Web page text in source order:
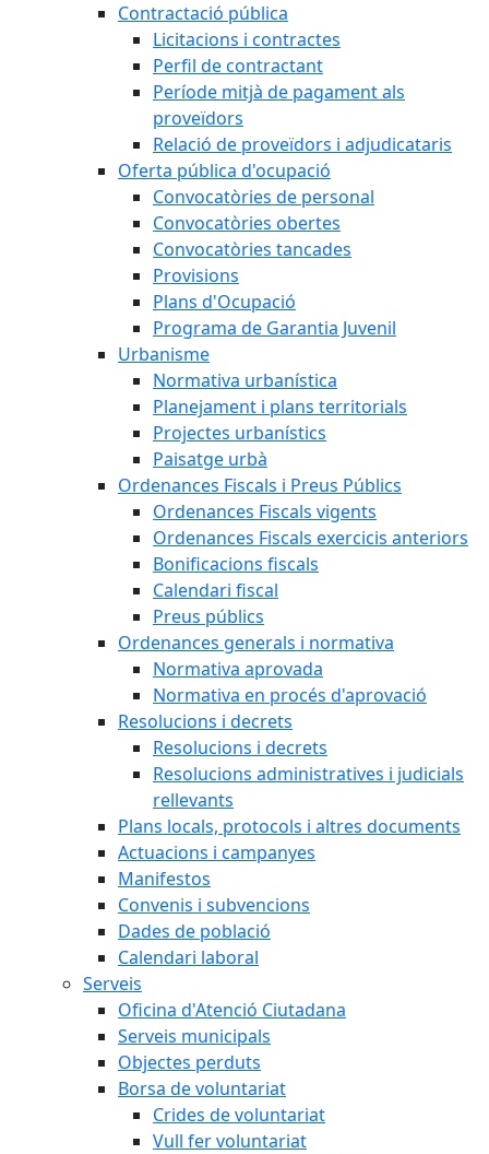
Contractació pública
Licitacions i contractes
Perfil de contractant
Període mitjà de pagament als
proveïdors
Relació de proveïdors i adjudicataris
Oferta pública d'ocupació
Convocatòries de personal
Convocatòries obertes
Convocatòries tancades
Provisions
Plans d'Ocupació
Programa de Garantia Juvenil
Urbanisme
Normativa urbanística
Planejament i plans territorials
Projectes urbanístics
Paisatge urbà
Ordenances Fiscals i Preus Públics
Ordenances Fiscals vigents
Ordenances Fiscals exercicis anteriors
Bonificacions fiscals
Calendari fiscal
Preus públics
Ordenances generals i normativa
Normativa aprovada
Normativa en procés d'aprovació
Resolucions i decrets
Resolucions i decrets
Resolucions administratives i judicials
rellevants
Plans locals, protocols i altres documents
Actuacions i campanyes
Manifestos
Convenis i subvencions
Dades de població
Calendari laboral
Serveis
Oficina d'Atenció Ciutadana
Serveis municipals
Objectes perduts
Borsa de voluntariat
Crides de voluntariat
Vull fer voluntariat